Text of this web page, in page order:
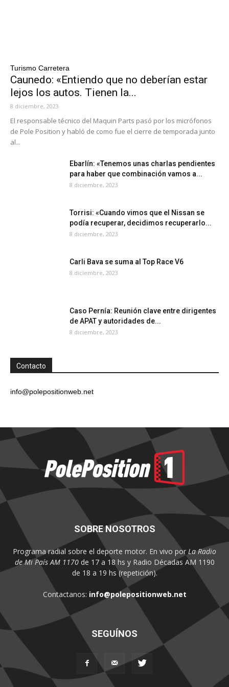
Turismo Carretera
Caunedo: «Entiendo que no deberían estar
lejos los autos. Tienen la...
8 diciembre, 2023
El responsable técnico del Maquin Parts pasó por los micrófonos
de Pole Position y habló de como fue el cierre de temporada junto
al...
Ebarlín: «Tenemos unas charlas pendientes
para haber que combinación vamos a...
8 diciembre, 2023
Torrisi: «Cuando vimos que el Nissan se
podía recuperar, decidimos recuperarlo...
8 diciembre, 2023
Carli Bava se suma al Top Race V6
8 diciembre, 2023
Caso Pernía: Reunión clave entre dirigentes
de APAT y autoridades de...
8 diciembre, 2023
Contacto
info@polepositionweb.net
SOBRE NOSOTROS
Programa radial sobre el deporte motor. En vivo por La Radio
de Mi País AM 1170de 17 a 18 hs y Radio Décadas AM 1190
de 18 a 19 hs (repetición).
Contactanos: info@polepositionweb.net
SEGUÍNOS